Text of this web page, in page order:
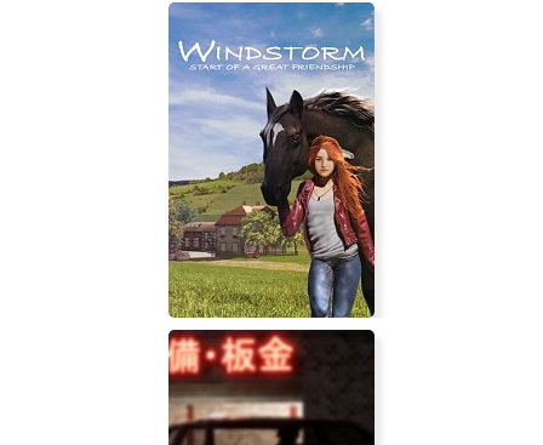
Night Blood: Avenger's Tide